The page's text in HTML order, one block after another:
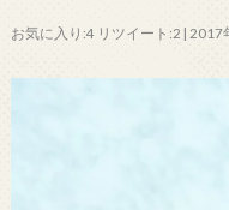
お気に入り:4 リツイート:2 |